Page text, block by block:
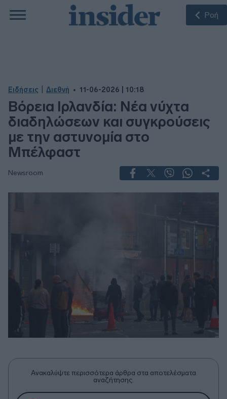
Ροή
Ειδήσεις Διεθνή 11-06-2026 | 10:18
Βόρεια Ιρλανδία: Νέα νύχτα
διαδηλώσεων και συγκρούσεις
με την αστυνομία στο
Μπέλφαστ
Newsroom
Ανακαλύψτε περισσότερα άρθρα στα αποτελέσματα
αναζήτησης.